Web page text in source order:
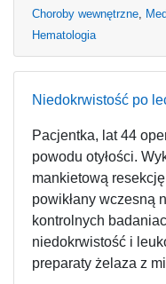
Choroby wewnętrzne,
Hematologia
Niedokrwistość po
Pacjentka, lat 44
powodu otyłości.
mankietową
powikłany wczesną
kontrolnych
niedokrwistość i
preparaty żelaza z